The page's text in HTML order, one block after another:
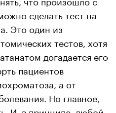
сделать тест на
Это один из
тестов, хотя
догадается его
пациентов
а от
Но главное,